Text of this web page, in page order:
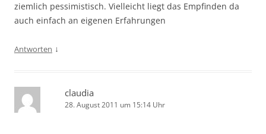
ziemlich pessimistisch. Vielleicht liegt das Empfinden da
auch einfach an eigenen Erfahrungen
Antworten ↓
claudia
28. August 2011 um 15:14 Uhr